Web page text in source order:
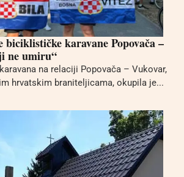
karavane Popovača –
ne umiru“
na relaciji Popovača – Vukovar,
hrvatskim braniteljicama, okupila je...